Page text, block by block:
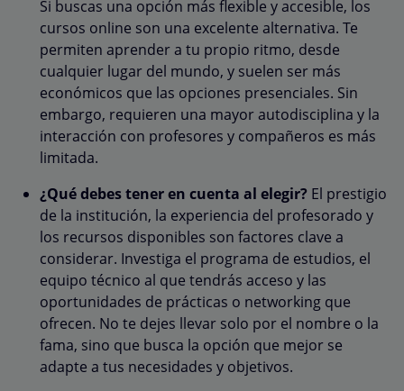
Si buscas una opción más flexible y accesible, los
cursos online son una excelente alternativa. Te
permiten aprender a tu propio ritmo, desde
cualquier lugar del mundo, y suelen ser más
económicos que las opciones presenciales. Sin
embargo, requieren una mayor autodisciplina y la
interacción con profesores y compañeros es más
limitada.
¿Qué debes tener en cuenta al elegir? El prestigio
de la institución, la experiencia del profesorado y
los recursos disponibles son factores clave a
considerar. Investiga el programa de estudios, el
equipo técnico al que tendrás acceso y las
oportunidades de prácticas o networking que
ofrecen. No te dejes llevar solo por el nombre o la
fama, sino que busca la opción que mejor se
adapte a tus necesidades y objetivos.